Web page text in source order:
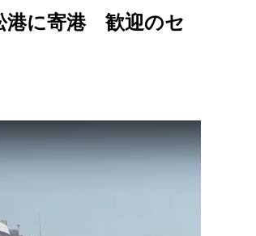
港に寄港 歓迎のセ